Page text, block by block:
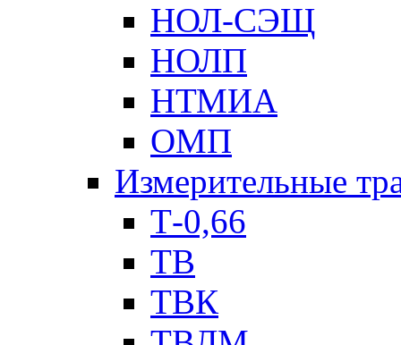
НОЛ-СЭЩ
НОЛП
НТМИА
ОМП
Измерительные
Т-0,66
ТВ
ТВК